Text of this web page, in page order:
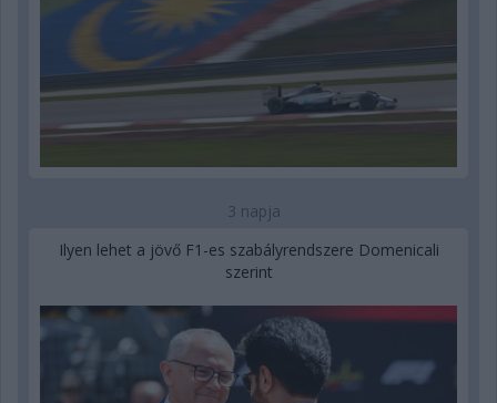
3 napja
Ilyen lehet a jövő F1-es szabályrendszere Domenicali
szerint